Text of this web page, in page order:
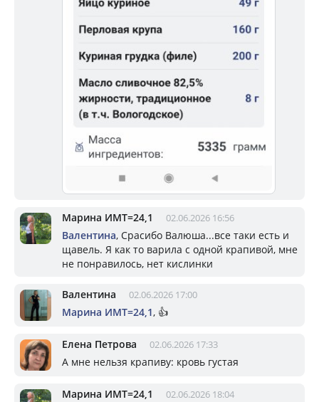
Марина ИМТ=24,1 02.06.2026 16:56
Валентина, Срасибо Валюша...все таки есть и
щавель. Я как то варила с одной крапивой, мне
не понравилось, нет кислинки
Валентина 02.06.2026 17:00
Марина ИМТ=24,1, 👍
Елена Петрова 02.06.2026 17:33
А мне нельзя крапиву: кровь густая
Марина ИМТ=24,1 02.06.2026 18:04